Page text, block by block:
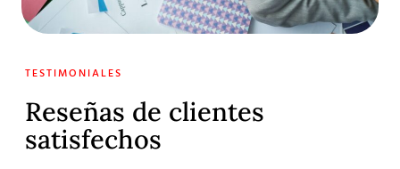
TESTIMONIALES
Reseñas de clientes
satisfechos